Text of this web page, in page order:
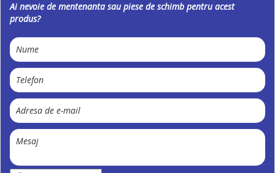
Ai nevoie de mentenanta sau piese de schimb pentru acest
produs?